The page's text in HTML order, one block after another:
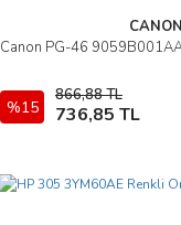
CANON
Canon PG-46
%15
866,88 TL
736,85 TLSepete